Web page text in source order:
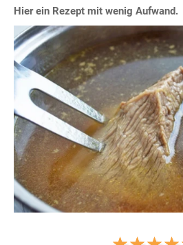
Hier ein Rezept mit wenig Aufwand.